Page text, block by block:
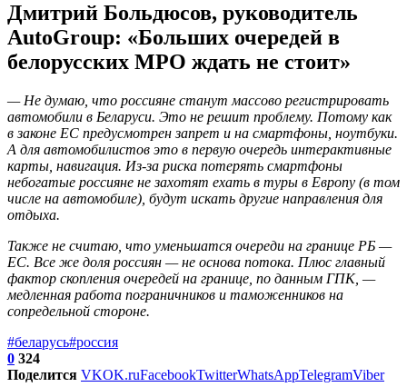
Дмитрий Больдюсов, руководитель
AutoGroup: «Больших очередей в
белорусских МРО ждать не стоит»
— Не думаю, что россияне станут массово регистрировать
автомобили в Беларуси. Это не решит проблему. Потому как
в законе ЕС предусмотрен запрет и на смартфоны, ноутбуки.
А для автомобилистов это в первую очередь интерактивные
карты, навигация. Из-за риска потерять смартфоны
небогатые россияне не захотят ехать в туры в Европу (в том
числе на автомобиле), будут искать другие направления для
отдыха.
Также не считаю, что уменьшатся очереди на границе РБ —
ЕС. Все же доля россиян — не основа потока. Плюс главный
фактор скопления очередей на границе, по данным ГПК, —
медленная работа пограничников и таможенников на
сопредельной стороне.
#беларусь#россия
0 324
Поделится VKOK.ruFacebookTwitterWhatsAppTelegramViber